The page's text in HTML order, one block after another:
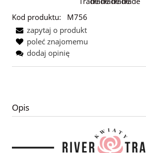
Kod produktu:
M756
zapytaj o produkt
poleć znajomemu
dodaj opinię
Opis